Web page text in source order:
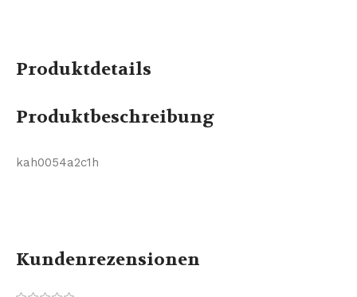
Produktdetails
Produktbeschreibung
kah0054a2c1h
Kundenrezensionen